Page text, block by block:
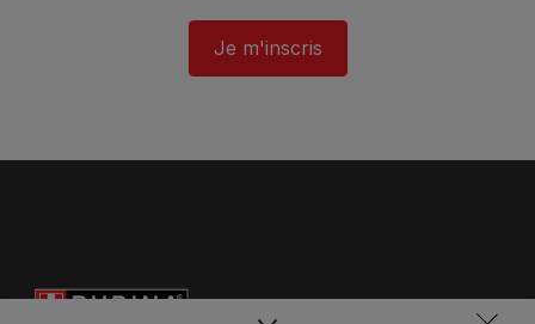
Je m'inscris